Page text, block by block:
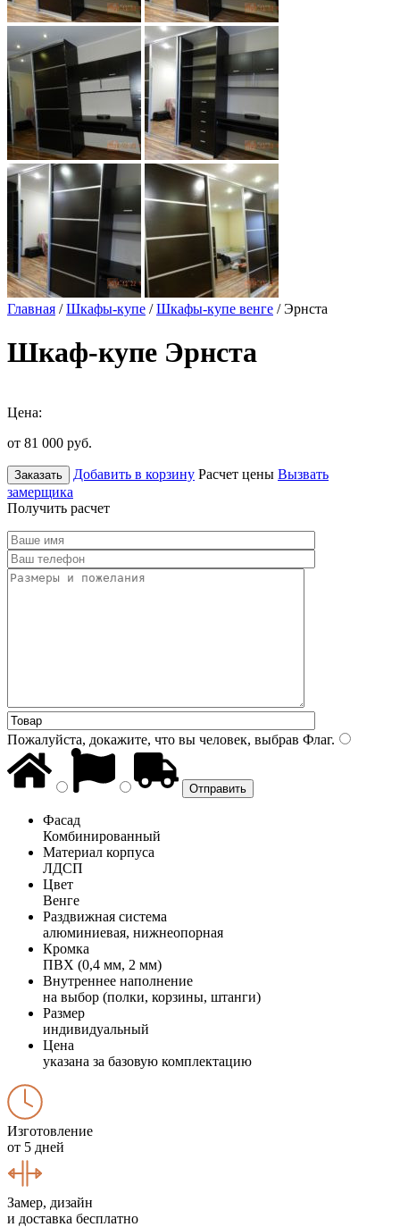
Главная /Шкафы-купе /Шкафы-купе венге / Эрнста
Шкаф-купе Эрнста
Цена:
от 81 000 руб.
Заказать Добавить в корзину Расчет цены Вызвать
замерщика
Получить расчет
Пожалуйста, докажите, что вы человек, выбрав Флаг.
Фасад
Комбинированный
Материал корпуса
ЛДСП
Цвет
Венге
Раздвижная система
алюминиевая, нижнеопорная
Кромка
ПВХ (0,4 мм, 2 мм)
Внутреннее наполнение
на выбор (полки, корзины, штанги)
Размер
индивидуальный
Цена
указана за базовую комплектацию
Изготовление
от 5 дней
Замер, дизайн
и доставка бесплатно